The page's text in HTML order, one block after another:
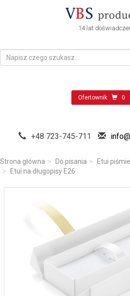
14 lat
Ofertownik 0
+48 723-745-711
Strona główna Do pisania
Etui
Etui na długopisy E26